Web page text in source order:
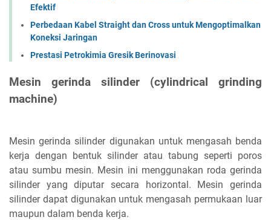
Efektif
Perbedaan Kabel Straight dan Cross untuk Mengoptimalkan
Koneksi Jaringan
Prestasi Petrokimia Gresik Berinovasi
Mesin gerinda silinder (cylindrical grinding
machine)
Mesin gerinda silinder digunakan untuk mengasah benda
kerja dengan bentuk silinder atau tabung seperti poros
atau sumbu mesin. Mesin ini menggunakan roda gerinda
silinder yang diputar secara horizontal. Mesin gerinda
silinder dapat digunakan untuk mengasah permukaan luar
maupun dalam benda kerja.